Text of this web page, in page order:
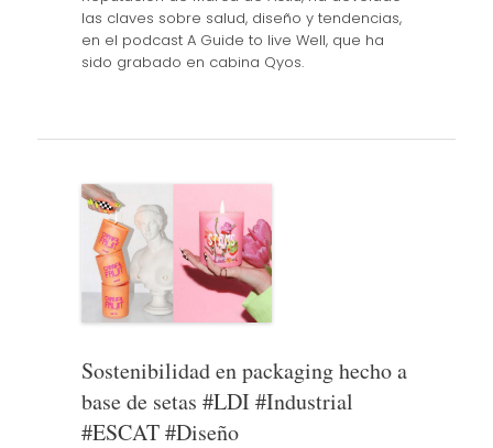
las claves sobre salud, diseño y tendencias,
en el podcast A Guide to live Well, que ha
sido grabado en cabina Qyos.
Sostenibilidad en packaging hecho a
base de setas #LDI #Industrial
#ESCAT #Diseño